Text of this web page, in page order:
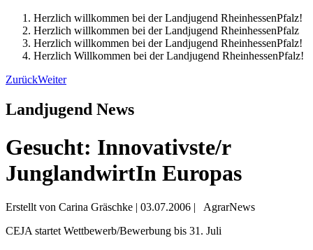
Herzlich willkommen bei der Landjugend RheinhessenPfalz!
Herzlich willkommen bei der Landjugend RheinhessenPfalz
Herzlich willkommen bei der Landjugend RheinhessenPfalz!
Herzlich Willkommen bei der Landjugend RheinhessenPfalz!
ZurückWeiter
Landjugend News
Gesucht: Innovativste/r
JunglandwirtIn Europas
Erstellt von Carina Gräschke | 03.07.2006 |
AgrarNews
CEJA startet Wettbewerb/Bewerbung bis 31. Juli